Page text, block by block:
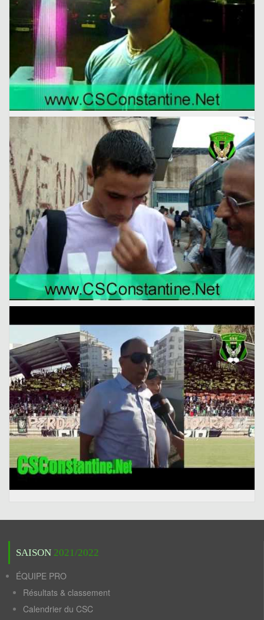
SAISON 2021/2022
ÉQUIPE PRO
Résultats & classement
Calendrier du CSC